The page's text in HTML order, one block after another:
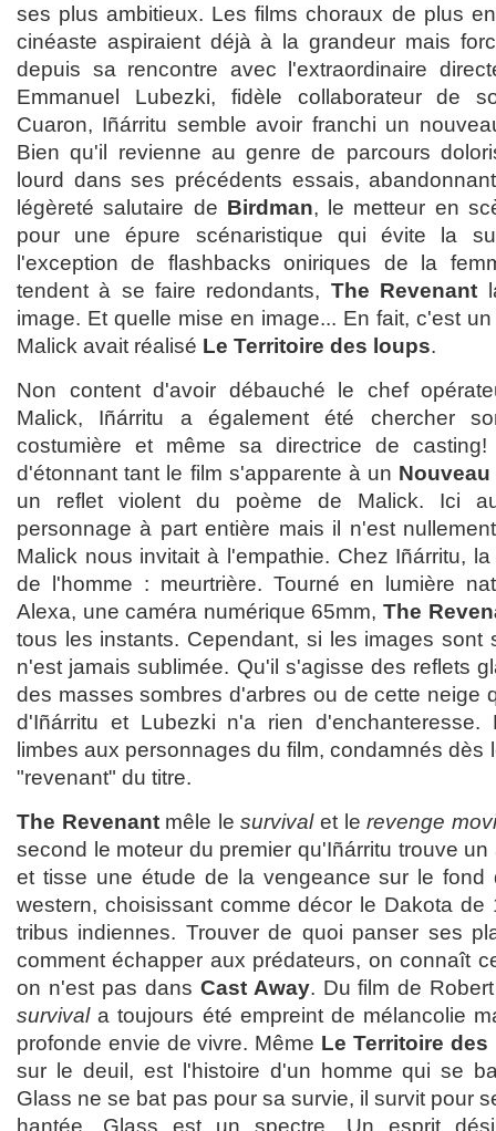
ses plus ambitieux. Les films choraux de plus
cinéaste aspiraient déjà à la grandeur mais
depuis sa rencontre avec l'extraordinaire
Emmanuel Lubezki, fidèle collaborateur de
Cuaron, Iñárritu semble avoir franchi un
Bien qu'il revienne au genre de parcours
lourd dans ses précédents essais,
légèreté salutaire de Birdman, le metteur en
pour une épure scénaristique qui évite la
l'exception de flashbacks oniriques de la
tendent à se faire redondants, The Revenant
image. Et quelle mise en image... En fait, c'est
Malick avait réalisé Le Territoire des loups.
Non content d'avoir débauché le chef
Malick, Iñárritu a également été chercher
costumière et même sa directrice de
d'étonnant tant le film s'apparente à un
un reflet violent du poème de Malick. Ici
personnage à part entière mais il n'est
Malick nous invitait à l'empathie. Chez Iñárritu,
de l'homme : meurtrière. Tourné en lumière
Alexa, une caméra numérique 65mm, The
tous les instants. Cependant, si les images sont
n'est jamais sublimée. Qu'il s'agisse des reflets
des masses sombres d'arbres ou de cette neige
d'Iñárritu et Lubezki n'a rien d'enchanteresse.
limbes aux personnages du film, condamnés dès
"revenant" du titre.
The Revenantmêle lesurvivalet lerevenge
second le moteur du premier qu'Iñárritu trouve
et tisse une étude de la vengeance sur le fond
western, choisissant comme décor le Dakota de
tribus indiennes. Trouver de quoi panser ses
comment échapper aux prédateurs, on connaît
on n'est pas dans Cast Away. Du film de
survivala toujours été empreint de mélancolie
profonde envie de vivre. Même Le Territoire des
sur le deuil, est l'histoire d'un homme qui se
Glass ne se bat pas pour sa survie, il survit pour
hantée, Glass est un spectre. Un esprit